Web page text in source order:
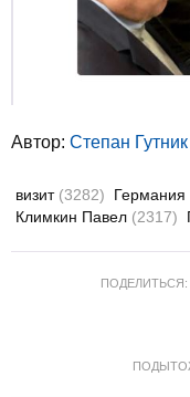
Автор: Степан Гутник
визит (3282) Германия
Климкин Павел (2317)
ПОДЕЛИТЬСЯ: